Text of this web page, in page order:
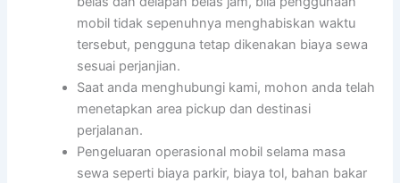
mobil tidak sepenuhnya menghabiskan waktu
tersebut, pengguna tetap dikenakan biaya sewa
sesuai perjanjian.
Saat anda menghubungi kami, mohon anda telah
menetapkan area pickup dan destinasi
perjalanan.
Pengeluaran operasional mobil selama masa
sewa seperti biaya parkir, biaya tol, bahan bakar